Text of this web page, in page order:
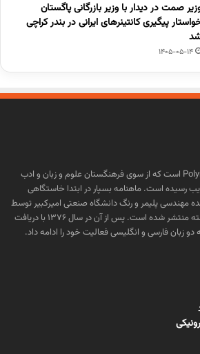
صمت در دیدار با وزیر بازرگانی پاگستان
پیگیری کانتینرهای ایرانی در بندر کراچی
1405-05-14
“بسپار” برابرنهاده واژه Polymer است که از سوی فرهنگستان علوم و زبان و ادب
رسیده است. ماهنامه بسپار در ابتدا خاستگاهی
مهندسی پلیمر و رنگ دانشگاه صنعتی امیرکبیر توسط
گروهی از دانشجویان این رشته منتشر شده است. پس از آن در سال ۱۳۷۶ با دریافت
دو زبان فارسی و انگلیسی فعالیت خود را ادامه داد.